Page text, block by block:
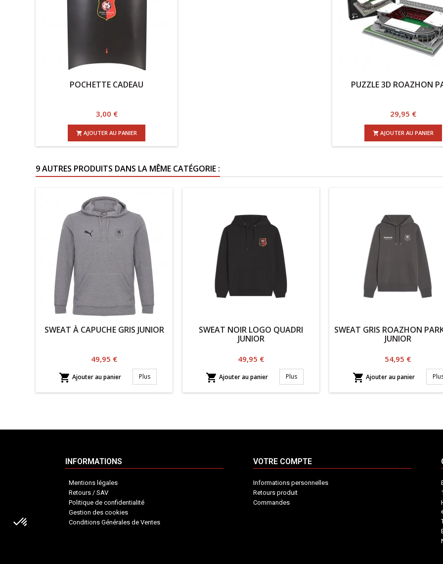
POCHETTE CADEAU
Prix
3,00 €
 AJOUTER AU PANIER
PUZZLE 3D ROAZHON
Prix
29,95 €
 AJOUTER AU PANIER
9 AUTRES PRODUITS DANS LA MÊME CATÉGORIE :
SWEAT À CAPUCHE GRIS JUNIOR
Prix
49,95 €
 Ajouter au panier Plus
SWEAT NOIR LOGO QUADRI
JUNIOR
Prix
49,95 €
 Ajouter au panier Plus
SWEAT GRIS ROAZHON
JUNIOR
Prix
54,95 €
 Ajouter au panier
INFORMATIONS
Mentions légales
Retours / SAV
Politique de confidentialité
Gestion des cookies
Conditions Générales de Ventes
VOTRE COMPTE
Informations personnelles
Retours produit
Commandes